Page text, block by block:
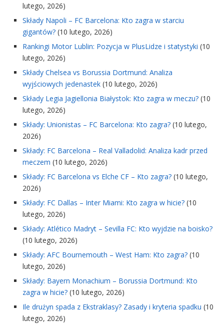
lutego, 2026)
Składy Napoli – FC Barcelona: Kto zagra w starciu
gigantów? (10 lutego, 2026)
Rankingi Motor Lublin: Pozycja w PlusLidze i statystyki (10
lutego, 2026)
Składy Chelsea vs Borussia Dortmund: Analiza
wyjściowych jedenastek (10 lutego, 2026)
Składy Legia Jagiellonia Białystok: Kto zagra w meczu? (10
lutego, 2026)
Składy: Unionistas – FC Barcelona: Kto zagra? (10 lutego,
2026)
Składy: FC Barcelona – Real Valladolid: Analiza kadr przed
meczem (10 lutego, 2026)
Składy: FC Barcelona vs Elche CF – Kto zagra? (10 lutego,
2026)
Składy: FC Dallas – Inter Miami: Kto zagra w hicie? (10
lutego, 2026)
Składy: Atlético Madryt – Sevilla FC: Kto wyjdzie na boisko?
(10 lutego, 2026)
Składy: AFC Bournemouth – West Ham: Kto zagra? (10
lutego, 2026)
Składy: Bayern Monachium – Borussia Dortmund: Kto
zagra w hicie? (10 lutego, 2026)
Ile drużyn spada z Ekstraklasy? Zasady i kryteria spadku (10
lutego, 2026)